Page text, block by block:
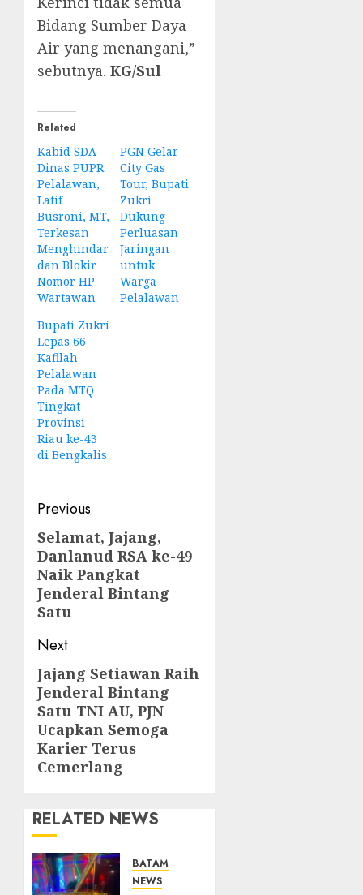
Bidang Sumber Daya
Air yang menangani,”
sebutnya. KG/Sul
Related
Kabid SDA
Dinas PUPR
Pelalawan,
Latif
Busroni, MT,
Terkesan
Menghindar
dan Blokir
Nomor HP
Wartawan
PGN Gelar
City Gas
Tour, Bupati
Zukri
Dukung
Perluasan
Jaringan
untuk
Warga
Pelalawan
Bupati Zukri
Lepas 66
Kafilah
Pelalawan
Pada MTQ
Tingkat
Provinsi
Riau ke-43
di Bengkalis
Post
navigation
Previous
Previous
post:
Selamat, Jajang,
Danlanud RSA ke-49
Naik Pangkat
Jenderal Bintang
Satu
Next
Next
post:
Jajang Setiawan Raih
Jenderal Bintang
Satu TNI AU, PJN
Ucapkan Semoga
Karier Terus
Cemerlang
RELATED NEWS
BATAM
NEWS